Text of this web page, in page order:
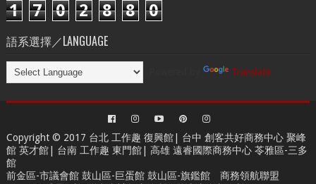
1 7 0 2 8 8 0
語系選擇／LANGUAGE
Translate
Copyright © 2017 台北 工作趣 復興館| 台中 創客共好商務中心聚峰
館 英才館| 台南 工作趣 東門館| 高雄 遠睿國際商務中心苓雅區-三多
館
前金區-市議會館 鼓山區-巨蛋館 鼓山區-旗鑑館 商務領航聯盟